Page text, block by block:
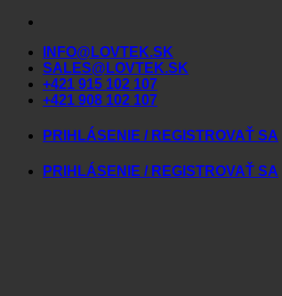
Skip
contentINFO@LOVTEK.SK
SALES@LOVTEK.SK
+421 915 102 107
+421 908 102 107
PRIHLÁSENIE / REGISTROVAŤ SA
PRIHLÁSENIE / REGISTROVAŤ SA